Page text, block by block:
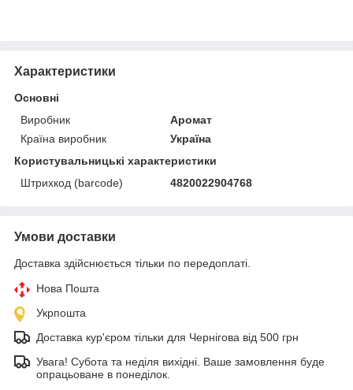
Характеристики
Основні
Виробник
Аромат
Країна виробник
Україна
Користувальницькі характеристики
Штрихкод (barcode)
4820022904768
Умови доставки
Доставка здійснюється тільки по передоплаті.
Нова Пошта
Укрпошта
Доставка кур'єром тільки для Чернігова від 500 грн
Увага! Субота та неділя вихідні. Ваше замовлення буде
опрацьоване в понеділок.